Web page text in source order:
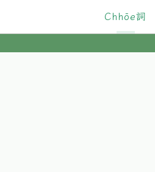
Chhōe詞